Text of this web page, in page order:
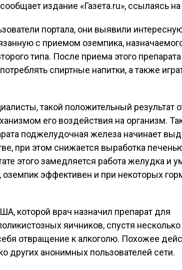
издание «Газета.ru», ссылаясь на
портала, они выявили
с приемом оземпика,
типа. После приема этого
спиртные напитки, а также
такой положительный результат
его воздействия на организм.
поджелудочная железа начинает
при этом снижается выработка
этого замедляется работа желудка и
оземпик эффективен и при некоторых
которой врач назначил препарат для
яичников, спустя
отвращение к алкоголю. Похожее
других анонимных пользователей сети.